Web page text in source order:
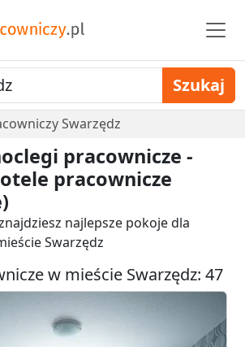
Szukaj
Swarzędz
pracownicze -
pracownicze
najlepsze pokoje dla
Swarzędz
w mieście Swarzędz: 47